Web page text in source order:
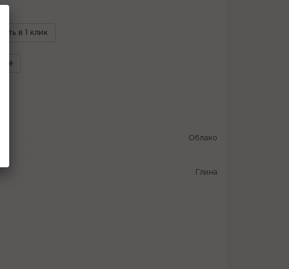
в 1 клик
Облако
Глина